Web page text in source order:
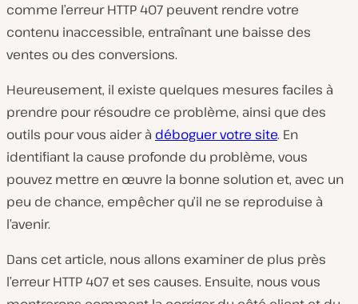
comme l’erreur HTTP 407 peuvent rendre votre
contenu inaccessible, entraînant une baisse des
ventes ou des conversions.
Heureusement, il existe quelques mesures faciles à
prendre pour résoudre ce problème, ainsi que des
outils pour vous aider à déboguer votre site. En
identifiant la cause profonde du problème, vous
pouvez mettre en œuvre la bonne solution et, avec un
peu de chance, empêcher qu’il ne se reproduise à
l’avenir.
Dans cet article, nous allons examiner de plus près
l’erreur HTTP 407 et ses causes. Ensuite, nous vous